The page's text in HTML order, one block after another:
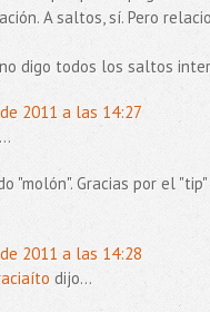
A saltos, sí. Pero
digo todos los saltos
2011 a las 14:27
"molón". Gracias por el
2011 a las 14:28
dijo...